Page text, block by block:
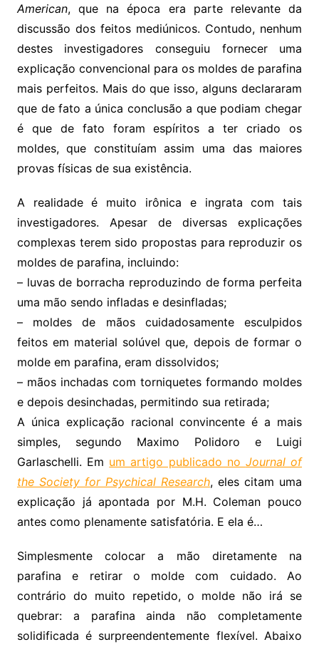
American, que na época era parte relevante da
discussão dos feitos mediúnicos. Contudo, nenhum
destes investigadores conseguiu fornecer uma
explicação convencional para os moldes de parafina
mais perfeitos. Mais do que isso, alguns declararam
que de fato a única conclusão a que podiam chegar
é que de fato foram espíritos a ter criado os
moldes, que constituíam assim uma das maiores
provas físicas de sua existência.
A realidade é muito irônica e ingrata com tais
investigadores. Apesar de diversas explicações
complexas terem sido propostas para reproduzir os
moldes de parafina, incluindo:
– luvas de borracha reproduzindo de forma perfeita
uma mão sendo infladas e desinfladas;
– moldes de mãos cuidadosamente esculpidos
feitos em material solúvel que, depois de formar o
molde em parafina, eram dissolvidos;
– mãos inchadas com torniquetes formando moldes
e depois desinchadas, permitindo sua retirada;
A única explicação racional convincente é a mais
simples, segundo Maximo Polidoro e Luigi
Garlaschelli. Em um artigo publicado no Journal of
the Society for Psychical Research, eles citam uma
explicação já apontada por M.H. Coleman pouco
antes como plenamente satisfatória. E ela é…
Simplesmente colocar a mão diretamente na
parafina e retirar o molde com cuidado. Ao
contrário do muito repetido, o molde não irá se
quebrar: a parafina ainda não completamente
solidificada é surpreendentemente flexível. Abaixo